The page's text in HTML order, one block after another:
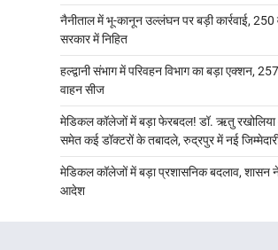
नैनीताल में भू-कानून उल्लंघन पर बड़ी कार्रवाई, 250
सरकार में निहित
हल्द्वानी संभाग में परिवहन विभाग का बड़ा एक्शन,
वाहन सीज
मेडिकल कॉलेजों में बड़ा फेरबदल! डॉ. ऋतु
समेत कई डॉक्टरों के तबादले, रुद्रपुर में नई
मेडिकल कॉलेजों में बड़ा प्रशासनिक बदलाव, शासन ने
आदेश